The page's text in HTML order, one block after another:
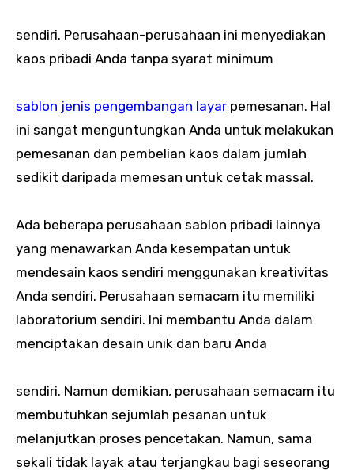
sendiri. Perusahaan-perusahaan ini menyediakan
kaos pribadi Anda tanpa syarat minimum
sablon jenis pengembangan layar pemesanan. Hal
ini sangat menguntungkan Anda untuk melakukan
pemesanan dan pembelian kaos dalam jumlah
sedikit daripada memesan untuk cetak massal.
Ada beberapa perusahaan sablon pribadi lainnya
yang menawarkan Anda kesempatan untuk
mendesain kaos sendiri menggunakan kreativitas
Anda sendiri. Perusahaan semacam itu memiliki
laboratorium sendiri. Ini membantu Anda dalam
menciptakan desain unik dan baru Anda
sendiri. Namun demikian, perusahaan semacam itu
membutuhkan sejumlah pesanan untuk
melanjutkan proses pencetakan. Namun, sama
sekali tidak layak atau terjangkau bagi seseorang